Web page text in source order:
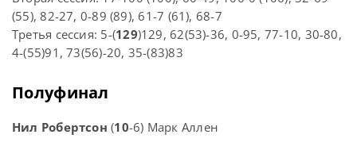
(55), 82-27, 0-89 (89), 61-7 (61), 68-7
Третья сессия: 5-(129)129, 62(53)-36, 0-95, 77-10, 30-80,
4-(55)91, 73(56)-20, 35-(83)83
Полуфинал
Нил Робертсон(10-6) Марк Аллен